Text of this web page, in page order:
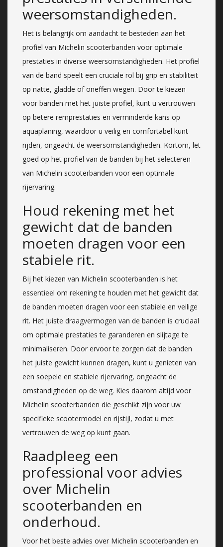
weersomstandigheden.
Het is belangrijk om aandacht te besteden aan het
profiel van Michelin scooterbanden voor optimale
prestaties in diverse weersomstandigheden. Het profiel
van de band speelt een cruciale rol bij grip en stabiliteit
op natte, gladde of oneffen wegen. Door te kiezen
voor banden met het juiste profiel, kunt u vertrouwen
op betere remprestaties en verminderde kans op
aquaplaning, waardoor u veilig en comfortabel kunt
rijden, ongeacht de weersomstandigheden. Kortom, let
goed op het profiel van de banden bij het selecteren
van Michelin scooterbanden voor een optimale
rijervaring.
Houd rekening met het
gewicht dat de banden
moeten dragen voor een
stabiele rit.
Bij het kiezen van Michelin scooterbanden is het
essentieel om rekening te houden met het gewicht dat
de banden moeten dragen voor een stabiele en veilige
rit. Het juiste draagvermogen van de banden is cruciaal
om optimale prestaties te garanderen en slijtage te
minimaliseren. Door ervoor te zorgen dat de banden
het juiste gewicht kunnen dragen, kunt u genieten van
een soepele en stabiele rijervaring, ongeacht de
omstandigheden op de weg. Kies daarom altijd voor
Michelin scooterbanden die geschikt zijn voor uw
specifieke scootermodel en rijstijl, zodat u met
vertrouwen de weg op kunt gaan.
Raadpleeg een
professional voor advies
over Michelin
scooterbanden en
onderhoud.
Voor het beste advies over Michelin scooterbanden en